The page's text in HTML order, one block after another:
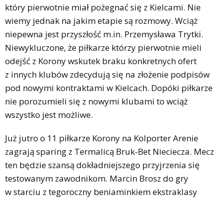
który pierwotnie miał pożegnać się z Kielcami. Nie
wiemy jednak na jakim etapie są rozmowy. Wciąż
niepewna jest przyszłość m.in. Przemysława Trytki.
Niewykluczone, że piłkarze którzy pierwotnie mieli
odejść z Korony wskutek braku konkretnych ofert
z innych klubów zdecydują się na złożenie podpisów
pod nowymi kontraktami w Kielcach. Dopóki piłkarze
nie porozumieli się z nowymi klubami to wciąż
wszystko jest możliwe.
Już jutro o 11 piłkarze Korony na Kolporter Arenie
zagrają sparing z Termalicą Bruk-Bet Nieciecza. Mecz
ten będzie szansą dokładniejszego przyjrzenia się
testowanym zawodnikom. Marcin Brosz do gry
w starciu z tegoroczny beniaminkiem ekstraklasy